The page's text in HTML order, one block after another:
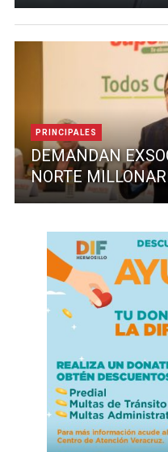
PRINCIPALES
DEMANDAN
NORTE